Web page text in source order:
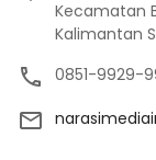
Kecamatan
Kalimantan
0851-9929-